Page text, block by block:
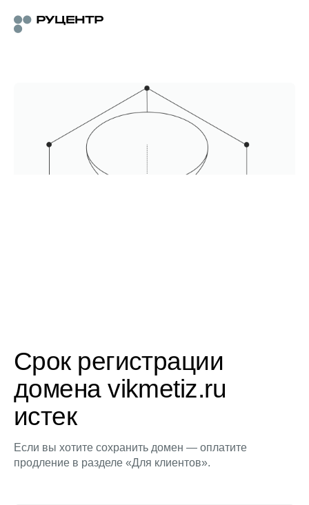
Срок регистрации
домена vikmetiz.ru
истек
Если вы хотите сохранить домен — оплатите
продление в разделе «Для клиентов».